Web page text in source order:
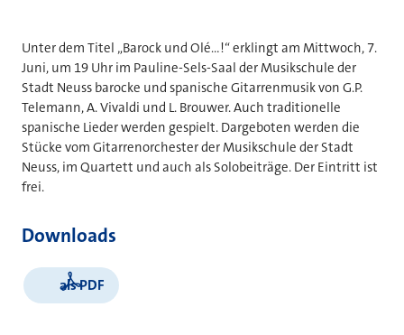
Unter dem Titel „Barock und Olé…!“ erklingt am Mittwoch, 7.
Juni, um 19 Uhr im Pauline-Sels-Saal der Musikschule der
Stadt Neuss barocke und spanische Gitarrenmusik von G.P.
Telemann, A. Vivaldi und L. Brouwer. Auch traditionelle
spanische Lieder werden gespielt. Dargeboten werden die
Stücke vom Gitarrenorchester der Musikschule der Stadt
Neuss, im Quartett und auch als Solobeiträge. Der Eintritt ist
frei.
Downloads
als PDF